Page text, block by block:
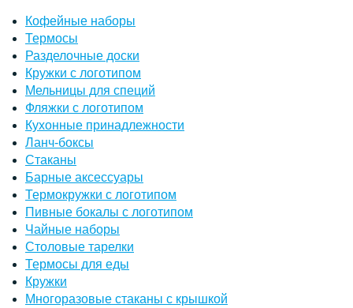
Кофейные наборы
Термосы
Разделочные доски
Кружки с логотипом
Мельницы для специй
Фляжки с логотипом
Кухонные принадлежности
Ланч-боксы
Стаканы
Барные аксессуары
Термокружки с логотипом
Пивные бокалы с логотипом
Чайные наборы
Столовые тарелки
Термосы для еды
Кружки
Многоразовые стаканы с крышкой